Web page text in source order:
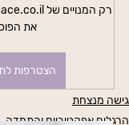
את
הצטרפות
גישה מנצחת
הרגלים אפקטיביים והתמדה